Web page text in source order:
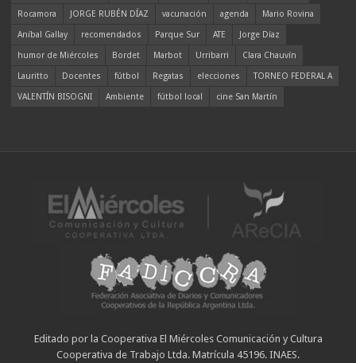
Rocamora
JORGE RUBÉN DÍAZ vacunación agenda
Mario Rovina
Aníbal Gallay
recomendados Parque Sur ATE
Jorge Díaz
humor de Miércoles
Bordet Marbot Urribarri
Clara Chauvín
Lauritto
Docentes fútbol Regatas elecciones
TORNEO FEDERAL A
VALENTÍN BISOGNI
Ambiente fútbol local cine San Martín
Editado por la Cooperativa El Miércoles Comunicación y Cultura
Cooperativa de Trabajo Ltda. Matrícula 45196. INAES.